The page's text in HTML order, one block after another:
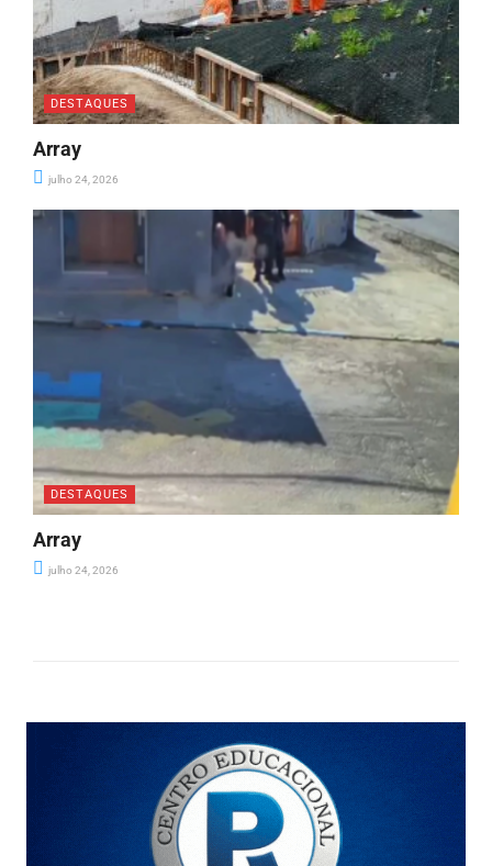
DESTAQUES
Array
julho 24, 2026
DESTAQUES
Array
julho 24, 2026